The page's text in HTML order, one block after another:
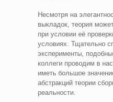
Несмотря на
выкладок, теория
при условии её
условиях. Тщательно
эксперименты,
коллеги проводим в
иметь большое
абстракций теории
реальности.